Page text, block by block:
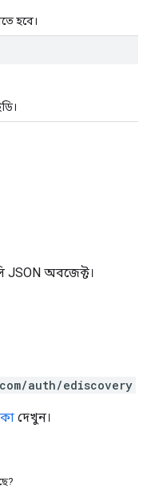
হবে।
JSON অবজেক্ট।
auth/ediscovery
দেখুন।